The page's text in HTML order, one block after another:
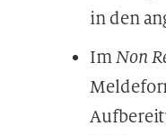
in den
ImNon